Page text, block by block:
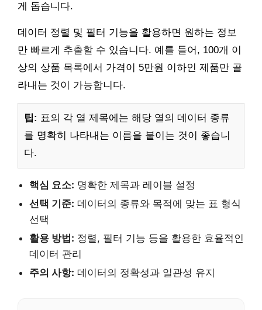
게 돕습니다.
데이터 정렬 및 필터 기능을 활용하면 원하는 정보
만 빠르게 추출할 수 있습니다. 예를 들어, 100개 이
상의 상품 목록에서 가격이 5만원 이하인 제품만 골
라내는 것이 가능합니다.
팁: 표의 각 열 제목에는 해당 열의 데이터 종류
를 명확히 나타내는 이름을 붙이는 것이 좋습니
다.
핵심 요소: 명확한 제목과 레이블 설정
선택 기준: 데이터의 종류와 목적에 맞는 표 형식
선택
활용 방법: 정렬, 필터 기능 등을 활용한 효율적인
데이터 관리
주의 사항: 데이터의 정확성과 일관성 유지